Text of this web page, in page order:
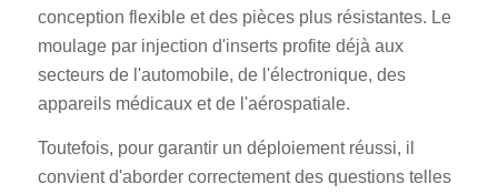
conception flexible et des pièces plus résistantes. Le
moulage par injection d'inserts profite déjà aux
secteurs de l'automobile, de l'électronique, des
appareils médicaux et de l'aérospatiale.
Toutefois, pour garantir un déploiement réussi, il
convient d'aborder correctement des questions telles